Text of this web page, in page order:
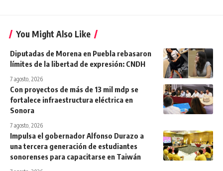
You Might Also Like
Diputadas de Morena en Puebla rebasaron
límites de la libertad de expresión: CNDH
7 agosto, 2026
Con proyectos de más de 13 mil mdp se
fortalece infraestructura eléctrica en
Sonora
7 agosto, 2026
Impulsa el gobernador Alfonso Durazo a
una tercera generación de estudiantes
sonorenses para capacitarse en Taiwán